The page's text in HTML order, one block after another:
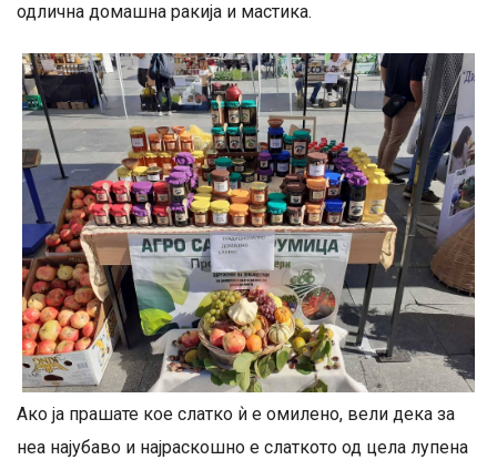
одлична домашна ракија и мастика.
Ако ја прашате кое слатко ѝ е омилено, вели дека за
неа најубаво и најраскошно е слаткото од цела лупена